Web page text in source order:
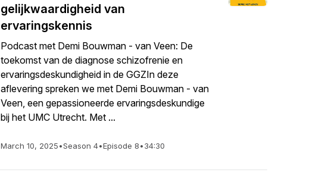
gelijkwaardigheid van
ervaringskennis
Podcast met Demi Bouwman - van Veen: De
toekomst van de diagnose schizofrenie en
ervaringsdeskundigheid in de GGZIn deze
aflevering spreken we met Demi Bouwman - van
Veen, een gepassioneerde ervaringsdeskundige
bij het UMC Utrecht. Met ...
March 10, 2025•Season 4•Episode 8•34:30